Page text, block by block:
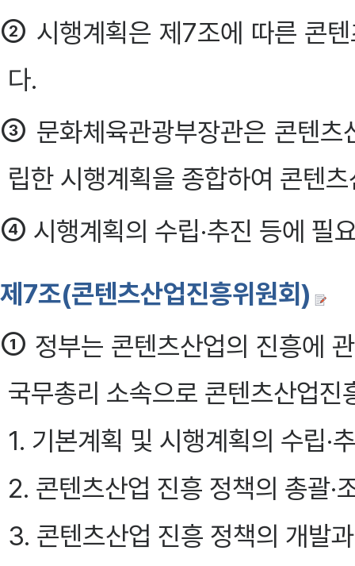
② 시행계획은 제7조에 따른 콘
다.
③ 문화체육관광부장관은 콘텐
립한 시행계획을 종합하여 콘텐
④ 시행계획의 수립·추진 등에 필
제7조(콘텐츠산업진흥위원회)
① 정부는 콘텐츠산업의 진흥에
국무총리 소속으로 콘텐츠산업
1. 기본계획 및 시행계획의 수립·
2. 콘텐츠산업 진흥 정책의 총괄·
3. 콘텐츠산업 진흥 정책의 개발